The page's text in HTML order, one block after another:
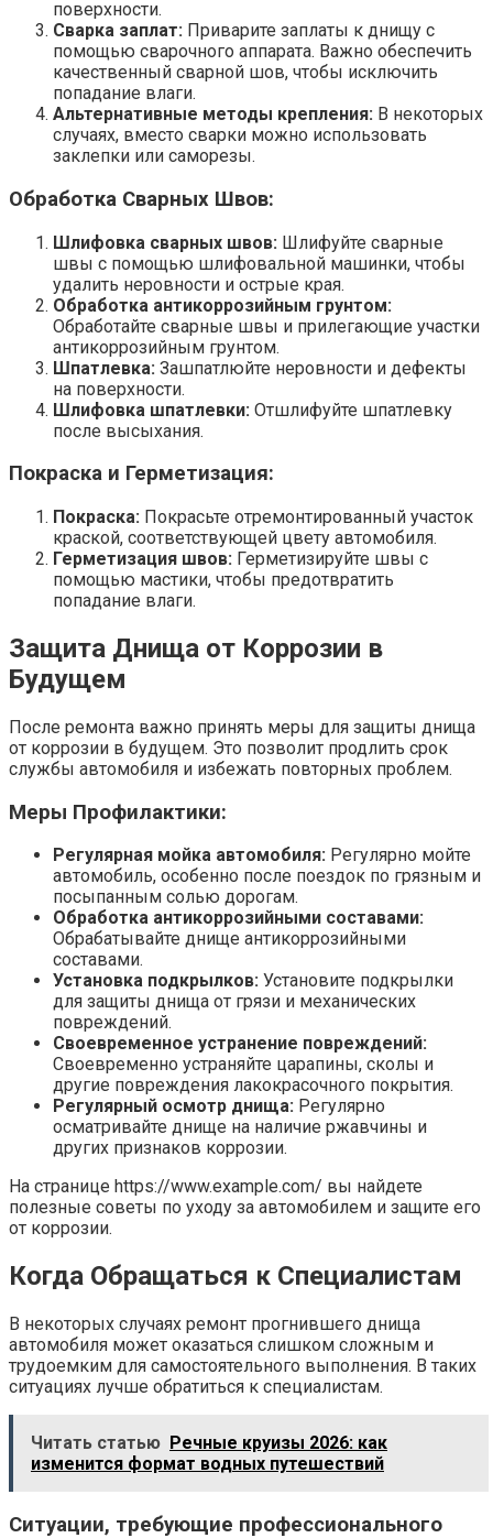
поверхности.
Сварка заплат: Приварите заплаты к днищу с
помощью сварочного аппарата. Важно обеспечить
качественный сварной шов, чтобы исключить
попадание влаги.
Альтернативные методы крепления: В некоторых
случаях, вместо сварки можно использовать
заклепки или саморезы.
Обработка Сварных Швов:
Шлифовка сварных швов: Шлифуйте сварные
швы с помощью шлифовальной машинки, чтобы
удалить неровности и острые края.
Обработка антикоррозийным грунтом:
Обработайте сварные швы и прилегающие участки
антикоррозийным грунтом.
Шпатлевка: Зашпатлюйте неровности и дефекты
на поверхности.
Шлифовка шпатлевки: Отшлифуйте шпатлевку
после высыхания.
Покраска и Герметизация:
Покраска: Покрасьте отремонтированный участок
краской, соответствующей цвету автомобиля.
Герметизация швов: Герметизируйте швы с
помощью мастики, чтобы предотвратить
попадание влаги.
Защита Днища от Коррозии в
Будущем
После ремонта важно принять меры для защиты днища
от коррозии в будущем. Это позволит продлить срок
службы автомобиля и избежать повторных проблем.
Меры Профилактики:
Регулярная мойка автомобиля: Регулярно мойте
автомобиль, особенно после поездок по грязным и
посыпанным солью дорогам.
Обработка антикоррозийными составами:
Обрабатывайте днище антикоррозийными
составами.
Установка подкрылков: Установите подкрылки
для защиты днища от грязи и механических
повреждений.
Своевременное устранение повреждений:
Своевременно устраняйте царапины, сколы и
другие повреждения лакокрасочного покрытия.
Регулярный осмотр днища: Регулярно
осматривайте днище на наличие ржавчины и
других признаков коррозии.
На странице https://www.example.com/ вы найдете
полезные советы по уходу за автомобилем и защите его
от коррозии.
Когда Обращаться к Специалистам
В некоторых случаях ремонт прогнившего днища
автомобиля может оказаться слишком сложным и
трудоемким для самостоятельного выполнения. В таких
ситуациях лучше обратиться к специалистам.
Читать статью Речные круизы 2026: как
изменится формат водных путешествий
Ситуации, требующие профессионального